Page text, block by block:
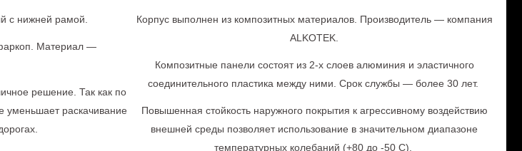
с нижней рамой.
Материал —
решение. Так как по
уменьшает раскачивание
Корпус выполнен из композитных материалов. Производитель — компания
ALKOTEK.
Композитные панели состоят из 2-х слоев алюминия и эластичного
соединительного пластика между ними. Срок службы — более 30 лет.
Повышенная стойкость наружного покрытия к агрессивному воздействию
внешней среды позволяет использование в значительном диапазоне
температурных колебаний (+80 до -50 С).